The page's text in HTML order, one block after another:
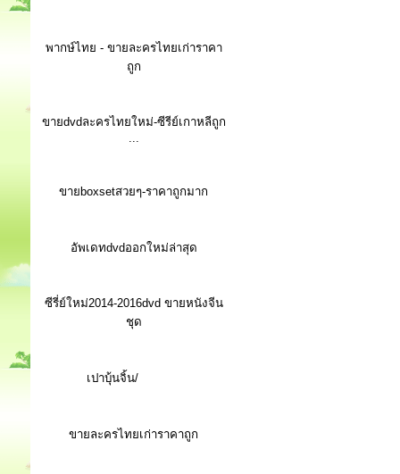
พากษ์ไทย - ขายละครไทยเก่าราคา
ถูก
ขายdvdละครไทยใหม่-ซีรีย์เกาหลีถูก
...
ขายboxsetสวยๆ-ราคาถูกมาก
อัพเดทdvdออกใหม่ล่าสุด
ซีรี่ย์ใหม่2014-2016dvd ขายหนังจีน
ชุด
เปาบุ้นจิ้น/
ขายละครไทยเก่าราคาถูก